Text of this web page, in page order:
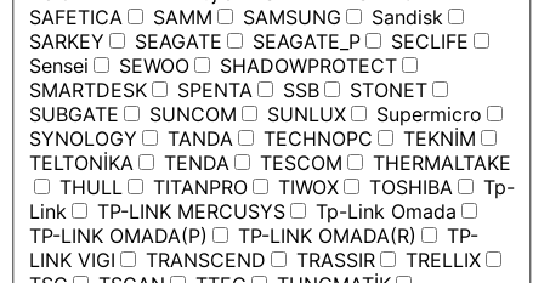
SAFETICA
SAMM SAMSUNG
Sandisk
SARKEY
SEAGATE SEAGATE_P
SECLIFE
Sensei
SEWOO
SHADOWPROTECT
SMARTDESK
SPENTA SSB
STONET
SUBGATE
SUNCOM SUNLUX
Supermicro
SYNOLOGY
TANDA TECHNOPC
TEKNİM
TELTONİKA
TENDA TESCOM
THERMALTAKE
THULL
TITANPRO TIWOX TOSHIBA
Tp-
Link
TP-LINK MERCUSYS
Tp-Link Omada
TP-LINK OMADA(P)
TP-LINK OMADA(R)
TP-
LINK VIGI
TRANSCEND TRASSIR
TRELLIX